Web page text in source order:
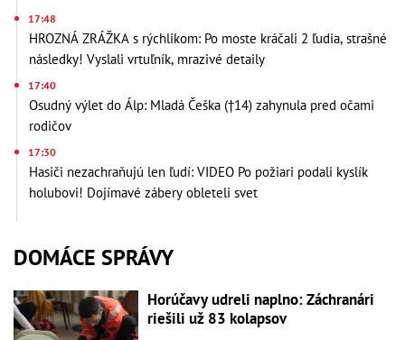
17:48
HROZNÁ ZRÁŽKA s rýchlikom: Po moste kráčali 2 ľudia, strašné
následky! Vyslali vrtuľník, mrazivé detaily
17:40
Osudný výlet do Álp: Mladá Češka (†14) zahynula pred očami
rodičov
17:30
Hasiči nezachraňujú len ľudí: VIDEO Po požiari podali kyslík
holubovi! Dojímavé zábery obleteli svet
DOMÁCE SPRÁVY
Horúčavy udreli naplno: Záchranári
riešili už 83 kolapsov